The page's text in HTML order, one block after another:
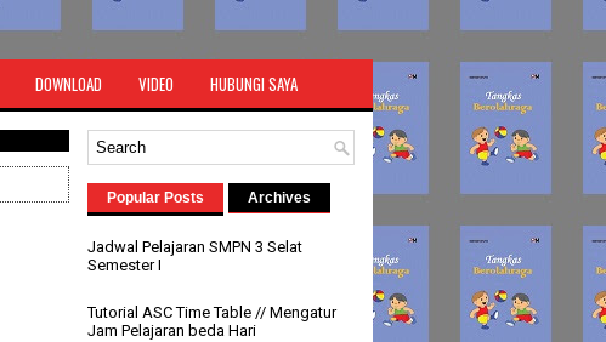
DOWNLOAD VIDEO HUBUNGI SAYA
Popular Posts Archives
Jadwal Pelajaran SMPN 3 Selat
Semester I
Tutorial ASC Time Table // Mengatur
Jam Pelajaran beda Hari